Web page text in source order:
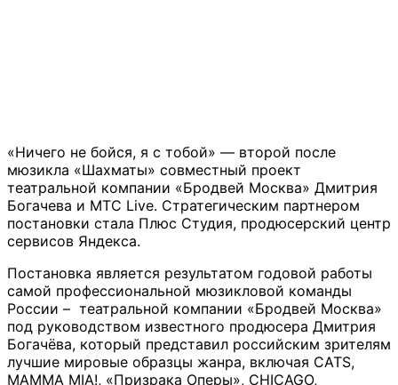
«Ничего не бойся, я с тобой» — второй после
мюзикла «Шахматы» совместный проект
театральной компании «Бродвей Москва» Дмитрия
Богачева и МТС Live. Стратегическим партнером
постановки стала Плюс Студия, продюсерский центр
сервисов Яндекса.
Постановка является результатом годовой работы
самой профессиональной мюзикловой команды
России – театральной компании «Бродвей Москва»
под руководством известного продюсера Дмитрия
Богачёва, который представил российским зрителям
лучшие мировые образцы жанра, включая CATS,
MAMMA MIA!, «Призрака Оперы», CHICAGO,